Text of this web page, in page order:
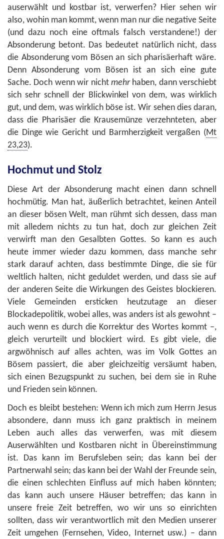
auserwählt und kostbar ist, verwerfen? Hier sehen wir
also, wohin man kommt, wenn man nur die negative Seite
(und dazu noch eine oftmals falsch verstandene!) der
Absonderung betont. Das bedeutet natürlich nicht, dass
die Absonderung vom Bösen an sich pharisäerhaft wäre.
Denn Absonderung vom Bösen ist an sich eine gute
Sache. Doch wenn wir nicht mehrhaben, dann verschiebt
sich sehr schnell der Blickwinkel von dem, was wirklich
gut, und dem, was wirklich böse ist. Wir sehen dies daran,
dass die Pharisäer die Krausemünze verzehnteten, aber
die Dinge wie Gericht und Barmherzigkeit vergaßen (Mt
23,23).
Hochmut und Stolz
Diese Art der Absonderung macht einen dann schnell
hochmütig. Man hat, äußerlich betrachtet, keinen Anteil
an dieser bösen Welt, man rühmt sich dessen, dass man
mit alledem nichts zu tun hat, doch zur gleichen Zeit
verwirft man den Gesalbten Gottes. So kann es auch
heute immer wieder dazu kommen, dass manche sehr
stark darauf achten, dass bestimmte Dinge, die sie für
weltlich halten, nicht geduldet werden, und dass sie auf
der anderen Seite die Wirkungen des Geistes blockieren.
Viele Gemeinden ersticken heutzutage an dieser
Blockadepolitik, wobei alles, was anders ist als gewohnt –
auch wenn es durch die Korrektur des Wortes kommt –,
gleich verurteilt und blockiert wird. Es gibt viele, die
argwöhnisch auf alles achten, was im Volk Gottes an
Bösem passiert, die aber gleichzeitig versäumt haben,
sich einen Bezugspunkt zu suchen, bei dem sie in Ruhe
und Frieden sein können.
Doch es bleibt bestehen: Wenn ich mich zum Herrn Jesus
absondere, dann muss ich ganz praktisch in meinem
Leben auch alles das verwerfen, was mit diesem
Auserwählten und Kostbaren nicht in Übereinstimmung
ist. Das kann im Berufsleben sein; das kann bei der
Partnerwahl sein; das kann bei der Wahl der Freunde sein,
die einen schlechten Einfluss auf mich haben könnten;
das kann auch unsere Häuser betreffen; das kann in
unsere freie Zeit betreffen, wo wir uns so einrichten
sollten, dass wir verantwortlich mit den Medien unserer
Zeit umgehen (Fernsehen, Video, Internet usw.) – dann